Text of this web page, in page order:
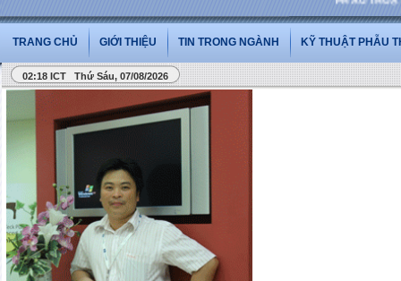
TRANG CHỦ GIỚI THIỆU TIN TRONG NGÀNH KỸ THUẬT PHẪU
02:18 ICT Thứ Sáu, 07/08/2026